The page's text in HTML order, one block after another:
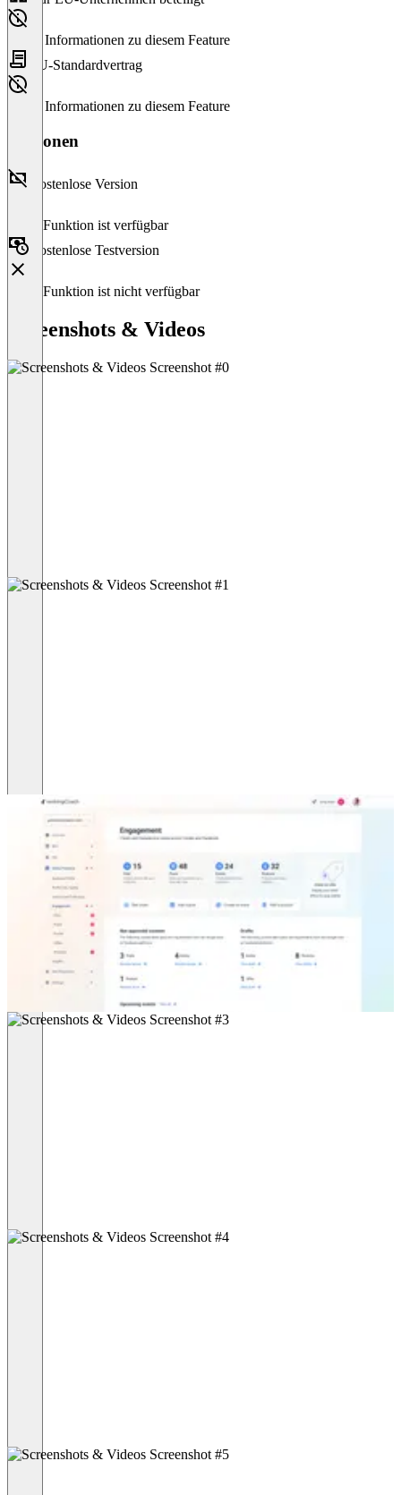
Keine Informationen zu diesem Feature
EU-Standardvertrag
Keine Informationen zu diesem Feature
Versionen
Kostenlose Version
Diese Funktion ist verfügbar
Kostenlose Testversion
Diese Funktion ist nicht verfügbar
Screenshots & Videos